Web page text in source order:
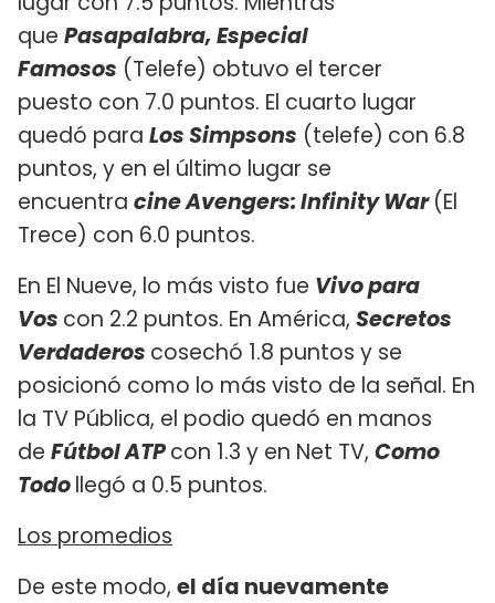
que Pasapalabra, Especial
Famosos (Telefe) obtuvo el tercer
puesto con 7.0 puntos. El cuarto lugar
quedó para Los Simpsons (telefe) con 6.8
puntos, y en el último lugar se
encuentra cine Avengers: Infinity War(El
Trece) con 6.0 puntos.
En El Nueve, lo más visto fue Vivo para
Vos con 2.2 puntos. En América, Secretos
Verdaderos cosechó 1.8 puntos y se
posicionó como lo más visto de la señal. En
la TV Pública, el podio quedó en manos
de Fútbol ATPcon 1.3 y en Net TV, Como
Todollegó a 0.5 puntos.
Los promedios
De este modo, el día nuevamente